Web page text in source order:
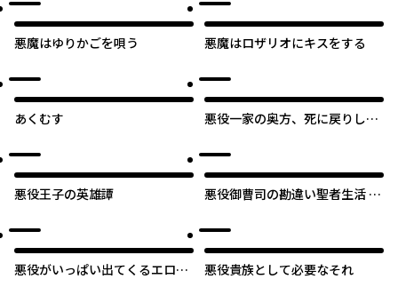
悪魔はゆりかごを唄う 悪魔はロザリオにキスをする
あくむす
悪役一家の奥方、死に戻りして
悪役王子の英雄譚
悪役御曹司の勘違い聖者生活 ～
たいだけなのに～
悪役がいっぱい出てくるエロゲ
悪役貴族として必要なそれ